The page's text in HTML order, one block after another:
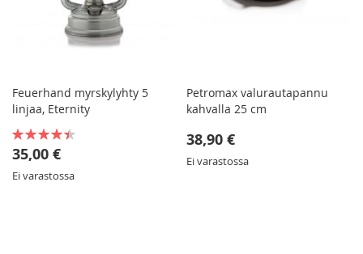
Feuerhand myrskylyhty 5
linjaa, Eternity
Rating:
80%
35,00 €
Ei varastossa
Petromax valurautapannu
kahvalla 25 cm
38,90 €
Ei varastossa